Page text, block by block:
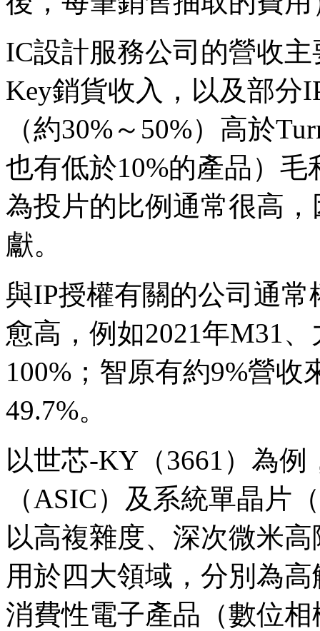
IC設計服務公司的營收
Key銷貨收入，以及部分
（約30%～50%）高於
也有低於10%的產品）
為投片的比例通常很高
獻。
與IP授權有關的公司通
愈高，例如2021年M31
100%；智原有約9%營
49.7%。
以世芯-KY（3661）為
（ASIC）及系統單晶片
以高複雜度、深次微米
用於四大領域，分別為
消費性電子產品（數位